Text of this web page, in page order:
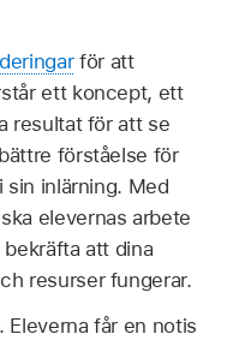
för att
ett koncept, ett
resultat för att se
förståelse för
sin inlärning. Med
elevernas arbete
att dina
resurser fungerar.
Eleverna får en notis